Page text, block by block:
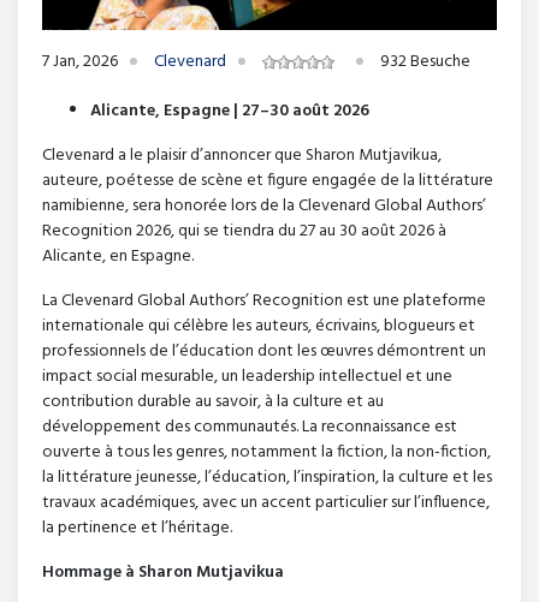
7 Jan, 2026 Clevenard
932 Besuche
Alicante, Espagne | 27–30 août 2026
Clevenard a le plaisir d’annoncer que Sharon Mutjavikua,
auteure, poétesse de scène et figure engagée de la littérature
namibienne, sera honorée lors de la Clevenard Global Authors’
Recognition 2026, qui se tiendra du 27 au 30 août 2026 à
Alicante, en Espagne.
La Clevenard Global Authors’ Recognition est une plateforme
internationale qui célèbre les auteurs, écrivains, blogueurs et
professionnels de l’éducation dont les œuvres démontrent un
impact social mesurable, un leadership intellectuel et une
contribution durable au savoir, à la culture et au
développement des communautés. La reconnaissance est
ouverte à tous les genres, notamment la fiction, la non-fiction,
la littérature jeunesse, l’éducation, l’inspiration, la culture et les
travaux académiques, avec un accent particulier sur l’influence,
la pertinence et l’héritage.
Hommage à Sharon Mutjavikua